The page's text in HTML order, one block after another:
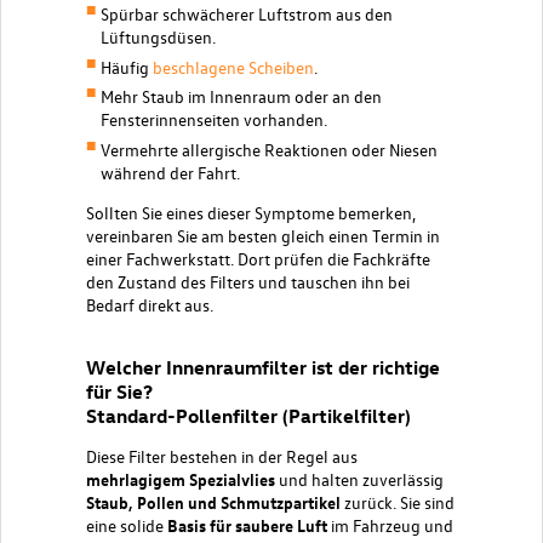
Spürbar schwächerer Luftstrom aus den
Lüftungsdüsen.
Häufig beschlagene Scheiben
Mehr Staub im Innenraum oder an den
Fensterinnenseiten vorhanden.
Vermehrte allergische Reaktionen oder Niesen
während der Fahrt.
Sollten Sie eines dieser Symptome bemerken,
vereinbaren Sie am besten gleich einen Termin in
einer Fachwerkstatt. Dort prüfen die Fachkräfte
den Zustand des Filters und tauschen ihn bei
Bedarf direkt aus.
Welcher Innenraumfilter ist der richtige
für Sie?
Standard-Pollenfilter (Partikelfilter)
Diese Filter bestehen in der Regel aus
mehrlagigem Spezialvlies und halten zuverlässig
Staub, Pollen und Schmutzpartikel zurück. Sie sind
eine solide Basis für saubere Luft im Fahrzeug und